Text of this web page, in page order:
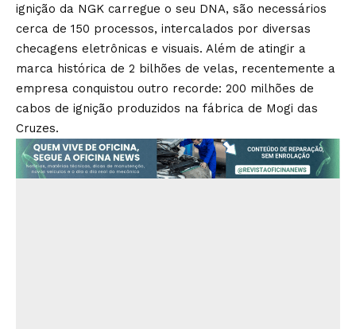
ignição da NGK carregue o seu DNA, são necessários
cerca de 150 processos, intercalados por diversas
checagens eletrônicas e visuais. Além de atingir a
marca histórica de 2 bilhões de velas, recentemente a
empresa conquistou outro recorde: 200 milhões de
cabos de ignição produzidos na fábrica de Mogi das
Cruzes.